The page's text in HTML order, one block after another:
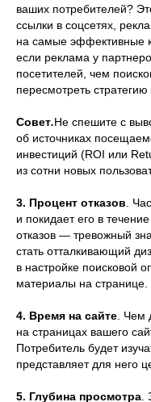
ваших потребителей?
ссылки в соцсетях,
на самые эффективные
если реклама у
посетителей, чем
пересмотреть
Совет.Не спешите с
об источниках
инвестиций (ROI или
из сотни новых
3. Процент отказов .
и покидает его в
отказов — тревожный
стать отталкивающий
в настройке поисковой
материалы на странице.
4. Время на сайте . Чем
на страницах вашего
Потребитель будет
представляет для него
5. Глубина просмотра